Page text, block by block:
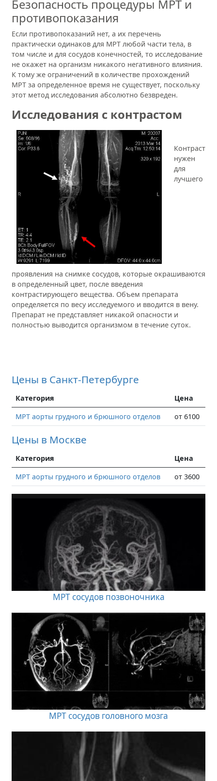
Безопасность процедуры МРТ и
противопоказания
Если противопоказаний нет, а их перечень
практически одинаков для МРТ любой части тела, в
том числе и для сосудов конечностей, то исследование
не окажет на организм никакого негативного влияния.
К тому же ограничений в количестве прохождений
МРТ за определенное время не существует, поскольку
этот метод исследования абсолютно безвреден.
Исследования с контрастом
Контраст
нужен
для
лучшего
проявления на снимке сосудов, которые окрашиваются
в определенный цвет, после введения
контрастирующего вещества. Объем препарата
определяется по весу исследуемого и вводится в вену.
Препарат не представляет никакой опасности и
полностью выводится организмом в течение суток.
Цены в Санкт-Петербурге
Категория
Цена
МРТ аорты грудного и брюшного отделов
от 6100
Цены в Москве
Категория
Цена
МРТ аорты грудного и брюшного отделов
от 3600
МРТ сосудов позвоночника
МРТ сосудов головного мозга